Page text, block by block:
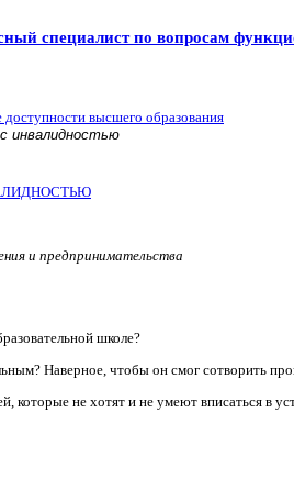
специалист по вопросам
высшего образования
инвалидностью
и предпринимательства
школе?
Наверное, чтобы он смог сотворить
не хотят и не умеют вписаться в